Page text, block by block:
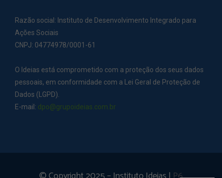
Razão social: Instituto de Desenvolvimento Integrado para
Ações Sociais
CNPJ: 04774978/0001-61
O Ideias está comprometido com a proteção dos seus dados
pessoais, em conformidade com a Lei Geral de Proteção de
Dados (LGPD).
E-mail: dpo@grupoideias.com.br